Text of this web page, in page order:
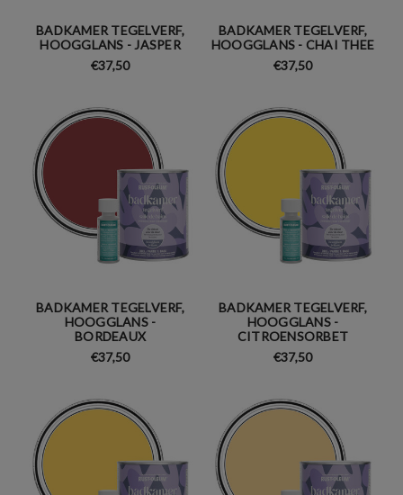
BADKAMER TEGELVERF,
HOOGGLANS - JASPER
€37,50
BADKAMER TEGELVERF,
HOOGGLANS - CHAI THEE
€37,50
BADKAMER TEGELVERF,
HOOGGLANS -
BORDEAUX
€37,50
BADKAMER TEGELVERF,
HOOGGLANS -
CITROENSORBET
€37,50